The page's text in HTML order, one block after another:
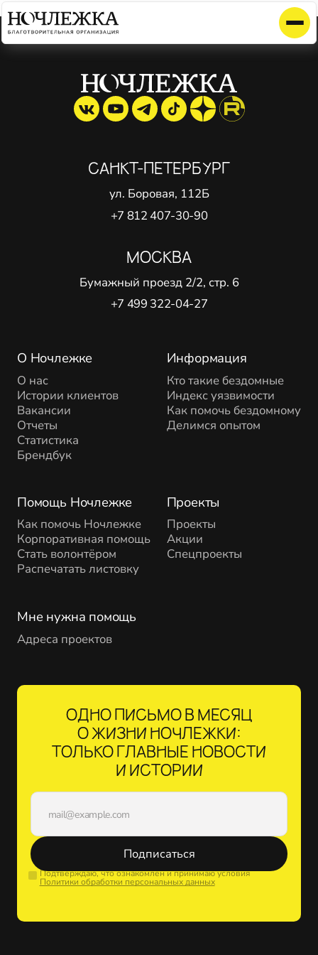
Элемент не найден!
О Ночлежке
О нас
Истории клиентов
Вакансии
Отчеты
Статистика
Брендбук
Помощь Ночлежке
Как помочь Ночлежке
Корпоративная помощь
Стать волонтёром
Распечатать листовку
Проекты
Проекты
Акции
Спецпроекты
Информация
Кто такие бездомные
Индекс уязвимости
Как помочь бездомному
Делимся опытом
Мне нужна помощь
Адреса проектов
САНКТ-ПЕТЕРБУРГ
ул. Боровая, 112Б
+7 812 407-30-90
МОСКВА
Бумажный проезд 2/2, стр. 6
+7 499 322-04-27
ОДНО ПИСЬМО В МЕСЯЦ
О ЖИЗНИ НОЧЛЕЖКИ:
ТОЛЬКО ГЛАВНЫЕ НОВОСТИ
И ИСТОРИИ
Подписаться
Подтверждаю, что ознакомлен и принимаю условия
Политики обработки персональных данных